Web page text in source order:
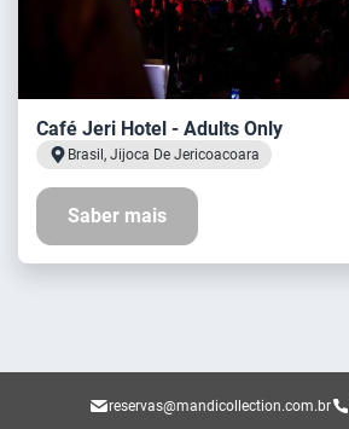
Café Jeri Hotel - Adults Only
Brasil, Jijoca De Jericoacoara
Saber mais
reservas@mandicollection.com.br